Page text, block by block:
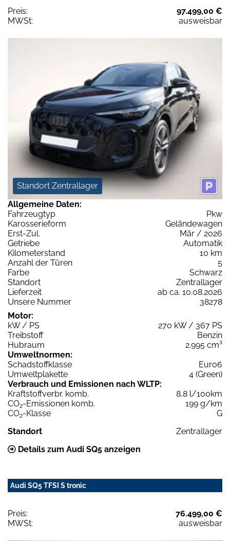
Preis:
97.499,00 €
MWSt:
ausweisbar
Standort Zentrallager
Allgemeine Daten:
Fahrzeugtyp
Pkw
Karosserieform
Geländewagen
Erst-Zul.
Mär / 2026
Getriebe
Automatik
Kilometerstand
10 km
Anzahl der Türen
5
Farbe
Schwarz
Standort
Zentrallager
Lieferzeit
ab ca. 10.08.2026
Unsere Nummer
38278
Motor:
kW / PS
270 kW / 367 PS
Treibstoff
Benzin
Hubraum
2.995 cm³
Umweltnormen:
Schadstoffklasse
Euro6
Umweltplakette
4 (Green)
Verbrauch und Emissionen nach WLTP:
Kraftstoffverbr. komb.
8,8 l/100km
CO2-Emissionen komb.
199 g/km
CO2-Klasse
G
Standort
Zentrallager
Details zum Audi SQ5 anzeigen
Audi SQ5 TFSI S tronic
Preis:
76.499,00 €
MWSt:
ausweisbar